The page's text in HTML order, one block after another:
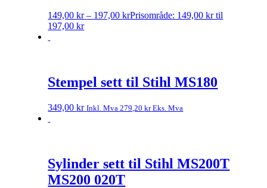
149,00kr – 197,00krPrisområde: 149,00 kr til
197,00 kr
Stempel sett til Stihl MS180
349,00kr Inkl. Mva279,20krEks. Mva
Sylinder sett til Stihl MS200T
MS200 020T